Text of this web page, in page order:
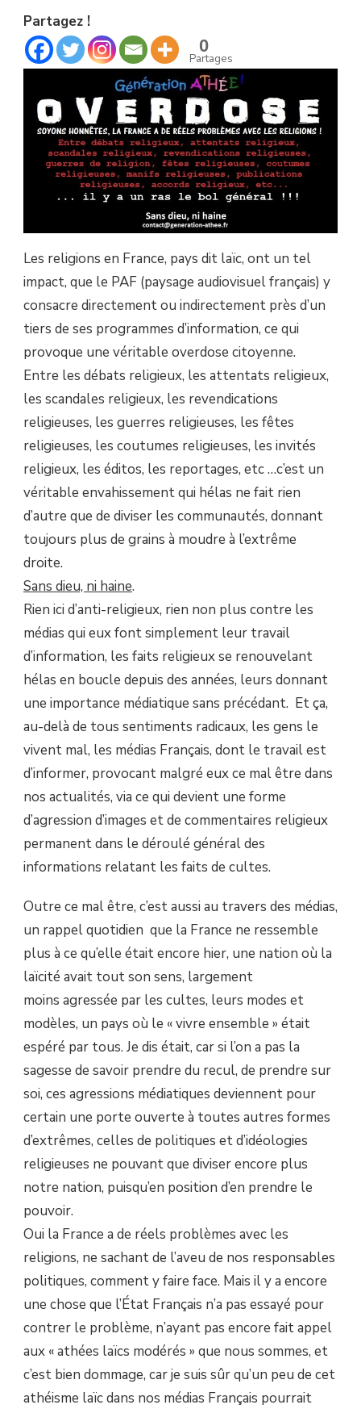
FRANCE
A
DE
RÉELS
PROBLÈMES
AVEC
LES
RELIGIONS
!
Partagez !
0
Partages
Les religions en France, pays dit laïc, ont un tel
impact, que le PAF (paysage audiovisuel français) y
consacre directement ou indirectement près d’un
tiers de ses programmes d’information, ce qui
provoque une véritable overdose citoyenne.
Entre les débats religieux, les attentats religieux,
les scandales religieux, les revendications
religieuses, les guerres religieuses, les fêtes
religieuses, les coutumes religieuses, les invités
religieux, les éditos, les reportages, etc …c’est un
véritable envahissement qui hélas ne fait rien
d’autre que de diviser les communautés, donnant
toujours plus de grains à moudre à l’extrême
droite.
Sans dieu, ni haine.
Rien ici d’anti-religieux, rien non plus contre les
médias qui eux font simplement leur travail
d’information, les faits religieux se renouvelant
hélas en boucle depuis des années, leurs donnant
une importance médiatique sans précédant. Et ça,
au-delà de tous sentiments radicaux, les gens le
vivent mal, les médias Français, dont le travail est
d’informer, provocant malgré eux ce mal être dans
nos actualités, via ce qui devient une forme
d’agression d’images et de commentaires religieux
permanent dans le déroulé général des
informations relatant les faits de cultes.
Outre ce mal être, c’est aussi au travers des médias,
un rappel quotidien que la France ne ressemble
plus à ce qu’elle était encore hier, une nation où la
laïcité avait tout son sens, largement
moins agressée par les cultes, leurs modes et
modèles, un pays où le « vivre ensemble » était
espéré par tous. Je dis était, car si l’on a pas la
sagesse de savoir prendre du recul, de prendre sur
soi, ces agressions médiatiques deviennent pour
certain une porte ouverte à toutes autres formes
d’extrêmes, celles de politiques et d’idéologies
religieuses ne pouvant que diviser encore plus
notre nation, puisqu’en position d’en prendre le
pouvoir.
Oui la France a de réels problèmes avec les
religions, ne sachant de l’aveu de nos responsables
politiques, comment y faire face. Mais il y a encore
une chose que l’État Français n’a pas essayé pour
contrer le problème, n’ayant pas encore fait appel
aux « athées laïcs modérés » que nous sommes, et
c’est bien dommage, car je suis sûr qu’un peu de cet
athéisme laïc dans nos médias Français pourrait